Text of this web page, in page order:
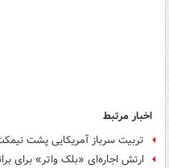
اخبار مرتبط
تربیت سرباز آمریکایی پشت
ارتش اجاره‌ای «بلک واتر» برای